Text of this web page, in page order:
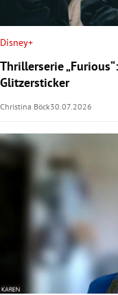
Disney+
Thrillerserie
Glitzersticker
Christina Böck30.07.2026